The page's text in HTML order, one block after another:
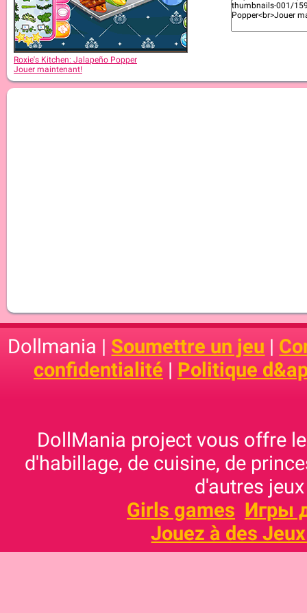
Roxie's Kitchen: Apple Pie
Roxie's Kitchen: Jalapeño Popper
Jouer maintenant!
Dollmania | Soumettre un jeu |
confidentialité | Politique
DollMania project vous offre
d'habillage, de cuisine, de
d'autres
Girls games Игры
Jouez à des